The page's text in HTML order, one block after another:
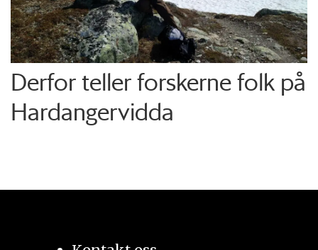
Derfor teller forskerne folk på
Hardangervidda